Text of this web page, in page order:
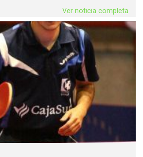
Ver noticia completa